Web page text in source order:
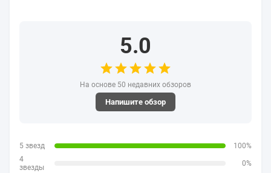
5.0
На основе 50 недавних обзоров
Напишите обзор
5 звезд
100%
4
звезды
0%